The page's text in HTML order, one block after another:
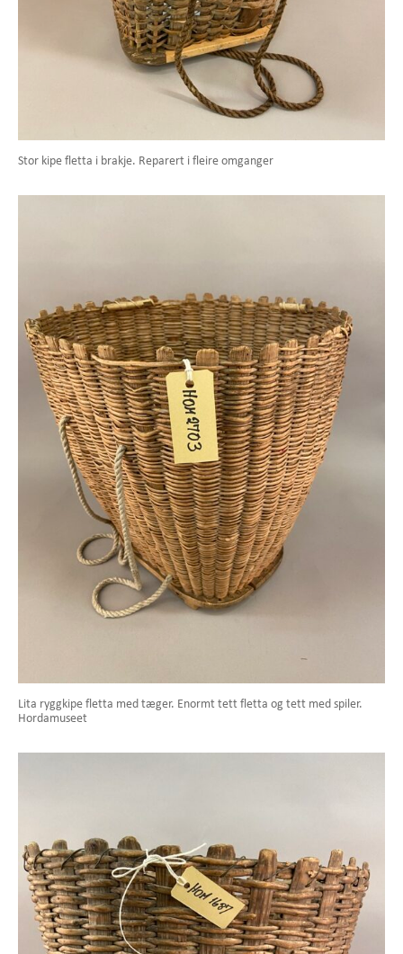
Stor kipe fletta i brakje. Reparert i fleire omganger
Lita ryggkipe fletta med tæger. Enormt tett fletta og tett med spiler.
Hordamuseet